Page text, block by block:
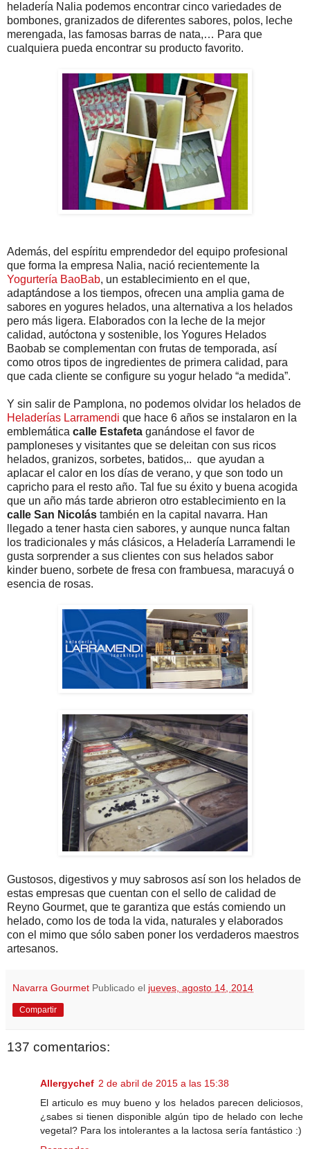
heladería Nalia podemos encontrar cinco variedades de
bombones, granizados de diferentes sabores, polos, leche
merengada, las famosas barras de nata,… Para que
cualquiera pueda encontrar su producto favorito.
Además, del espíritu emprendedor del equipo profesional
que forma la empresa Nalia, nació recientemente la
Yogurtería BaoBab, un establecimiento en el que,
adaptándose a los tiempos, ofrecen una amplia gama de
sabores en yogures helados, una alternativa a los helados
pero más ligera. Elaborados con la leche de la mejor
calidad, autóctona y sostenible, los Yogures Helados
Baobab se complementan con frutas de temporada, así
como otros tipos de ingredientes de primera calidad, para
que cada cliente se configure su yogur helado “a medida”.
Y sin salir de Pamplona, no podemos olvidar los helados de
Heladerías Larramendi que hace 6 años se instalaron en la
emblemática calle Estafeta ganándose el favor de
pamploneses y visitantes que se deleitan con sus ricos
helados, granizos, sorbetes, batidos,.. que ayudan a
aplacar el calor en los días de verano, y que son todo un
capricho para el resto año. Tal fue su éxito y buena acogida
que un año más tarde abrieron otro establecimiento en la
calle San Nicolás también en la capital navarra. Han
llegado a tener hasta cien sabores, y aunque nunca faltan
los tradicionales y más clásicos, a Heladería Larramendi le
gusta sorprender a sus clientes con sus helados sabor
kinder bueno, sorbete de fresa con frambuesa, maracuyá o
esencia de rosas.
Gustosos, digestivos y muy sabrosos así son los helados de
estas empresas que cuentan con el sello de calidad de
Reyno Gourmet, que te garantiza que estás comiendo un
helado, como los de toda la vida, naturales y elaborados
con el mimo que sólo saben poner los verdaderos maestros
artesanos.
Navarra Gourmet Publicado el jueves, agosto 14, 2014
Compartir
137 comentarios:
Allergychef 2 de abril de 2015 a las 15:38
El articulo es muy bueno y los helados parecen deliciosos,
¿sabes si tienen disponible algún tipo de helado con leche
vegetal? Para los intolerantes a la lactosa sería fantástico :)